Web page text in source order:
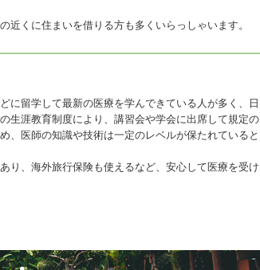
くに住まいを借りる方も多くいらっしゃいます。
に留学して最新の医療を学んできている人が多く、日
生涯教育制度により、講習会や学会に出席して規定の
、医師の知識や技術は一定のレベルが保たれていると
り、海外旅行保険も使えるなど、安心して医療を受け